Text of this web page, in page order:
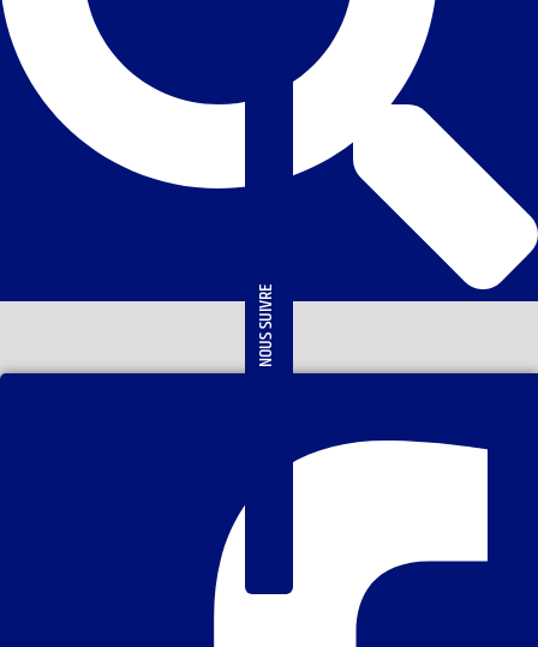
NOUS SUIVRE